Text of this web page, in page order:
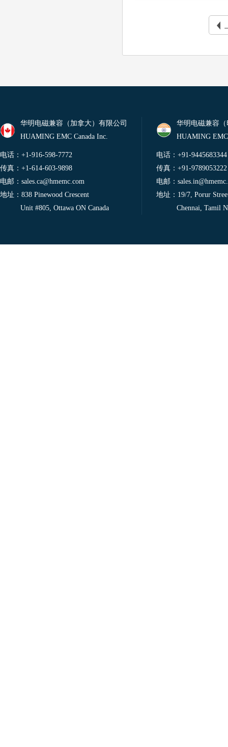
华明电磁兼容（加拿大）有限公司
HUAMING EMC Canada Inc.
电话：+1-916-598-7772
传真：+1-614-603-9898
电邮： sales.ca@hmemc.com
地址：838 Pinewood Crescent
Unit #805, Ottawa ON Canada
华明电磁兼容
HUAMING
电话：+91-9445683344
传真：+91-9789053222
电邮：
地址：19/7, Porur
Chennai, Tamil